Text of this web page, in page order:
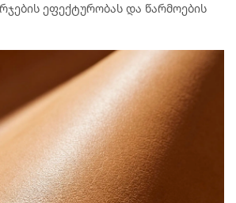
ეფექტურობას და წარმოების